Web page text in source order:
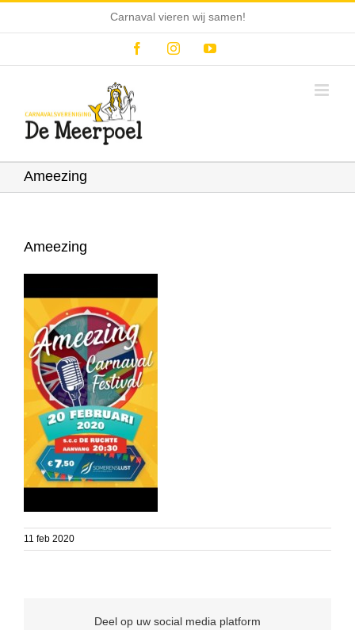
Carnaval vieren wij samen!
FacebookInstagramYouTube
Ameezing
Ameezing
11 feb 2020
Deel op uw social media platform